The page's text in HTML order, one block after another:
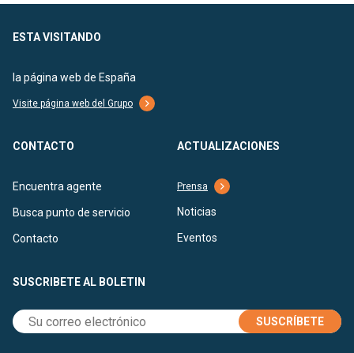
ESTA VISITANDO
la página web de España
Visite página web del Grupo
CONTACTO
Encuentra agente
Busca punto de servicio
Contacto
ACTUALIZACIONES
Prensa
Noticias
Eventos
SUSCRIBETE AL BOLETIN
SUSCRÍBETE